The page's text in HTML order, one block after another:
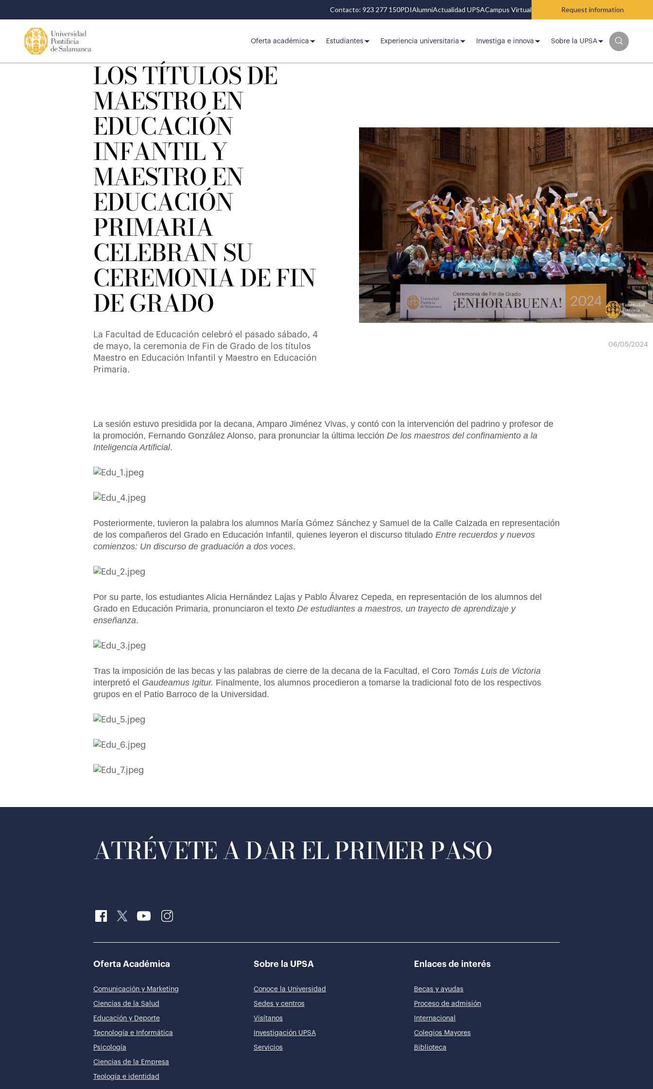
Contacto: 923 277 150PDIAlumniActualidad UPSACampus Virtual Request information
Oferta académica Estudiantes Experiencia universitaria Investiga e innova Sobre la UPSA
LOS TÍTULOS DE
MAESTRO EN
EDUCACIÓN
INFANTIL Y
MAESTRO EN
EDUCACIÓN
PRIMARIA
CELEBRAN SU
CEREMONIA DE FIN
DE GRADO
La Facultad de Educación celebró el pasado sábado, 4
de mayo, la ceremonia de Fin de Grado de los títulos
Maestro en Educación Infantil y Maestro en Educación
Primaria.
06/05/2024
La sesión estuvo presidida por la decana, Amparo Jiménez Vivas, y contó con la intervención del padrino y profesor de
la promoción, Fernando González Alonso, para pronunciar la última lección De los maestros del confinamiento a la
Inteligencia Artificial.
Posteriormente, tuvieron la palabra los alumnos María Gómez Sánchez y Samuel de la Calle Calzada en representación
de los compañeros del Grado en Educación Infantil, quienes leyeron el discurso titulado Entre recuerdos y nuevos
comienzos: Un discurso de graduación a dos voces.
Por su parte, los estudiantes Alicia Hernández Lajas y Pablo Álvarez Cepeda, en representación de los alumnos del
Grado en Educación Primaria, pronunciaron el texto De estudiantes a maestros, un trayecto de aprendizaje y
enseñanza.
Tras la imposición de las becas y las palabras de cierre de la decana de la Facultad, el Coro Tomás Luis de Victoria
interpretó el Gaudeamus Igitur. Finalmente, los alumnos procedieron a tomarse la tradicional foto de los respectivos
grupos en el Patio Barroco de la Universidad.
ATRÉVETE A DAR EL PRIMER PASO
Oferta Académica
Comunicación y Marketing
Ciencias de la Salud
Educación y Deporte
Tecnología e Informática
Psicología
Ciencias de la Empresa
Teología e identidad
Sobre la UPSA
Conoce la Universidad
Sedes y centros
Visítanos
Investigación UPSA
Servicios
Enlaces de interés
Becas y ayudas
Proceso de admisión
Internacional
Colegios Mayores
Biblioteca